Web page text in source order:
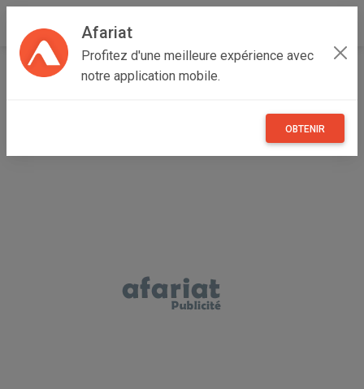
Afariat
Profitez d'une meilleure expérience avec
notre application mobile.
OBTENIR
Accueil Véhicules Grand Tunis